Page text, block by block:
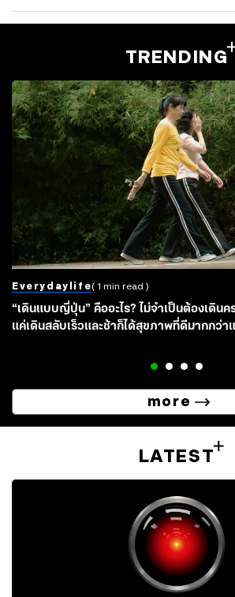
TRENDING
Everydaylife( 1 min read )
“เดินแบบญี่ปุ่น” คืออะไร? ไม่จำเป็นต้องเดิน
แค่เดินสลับเร็วและช้าก็ได้สุขภาพที่ดีมากกว่า
more
LATEST